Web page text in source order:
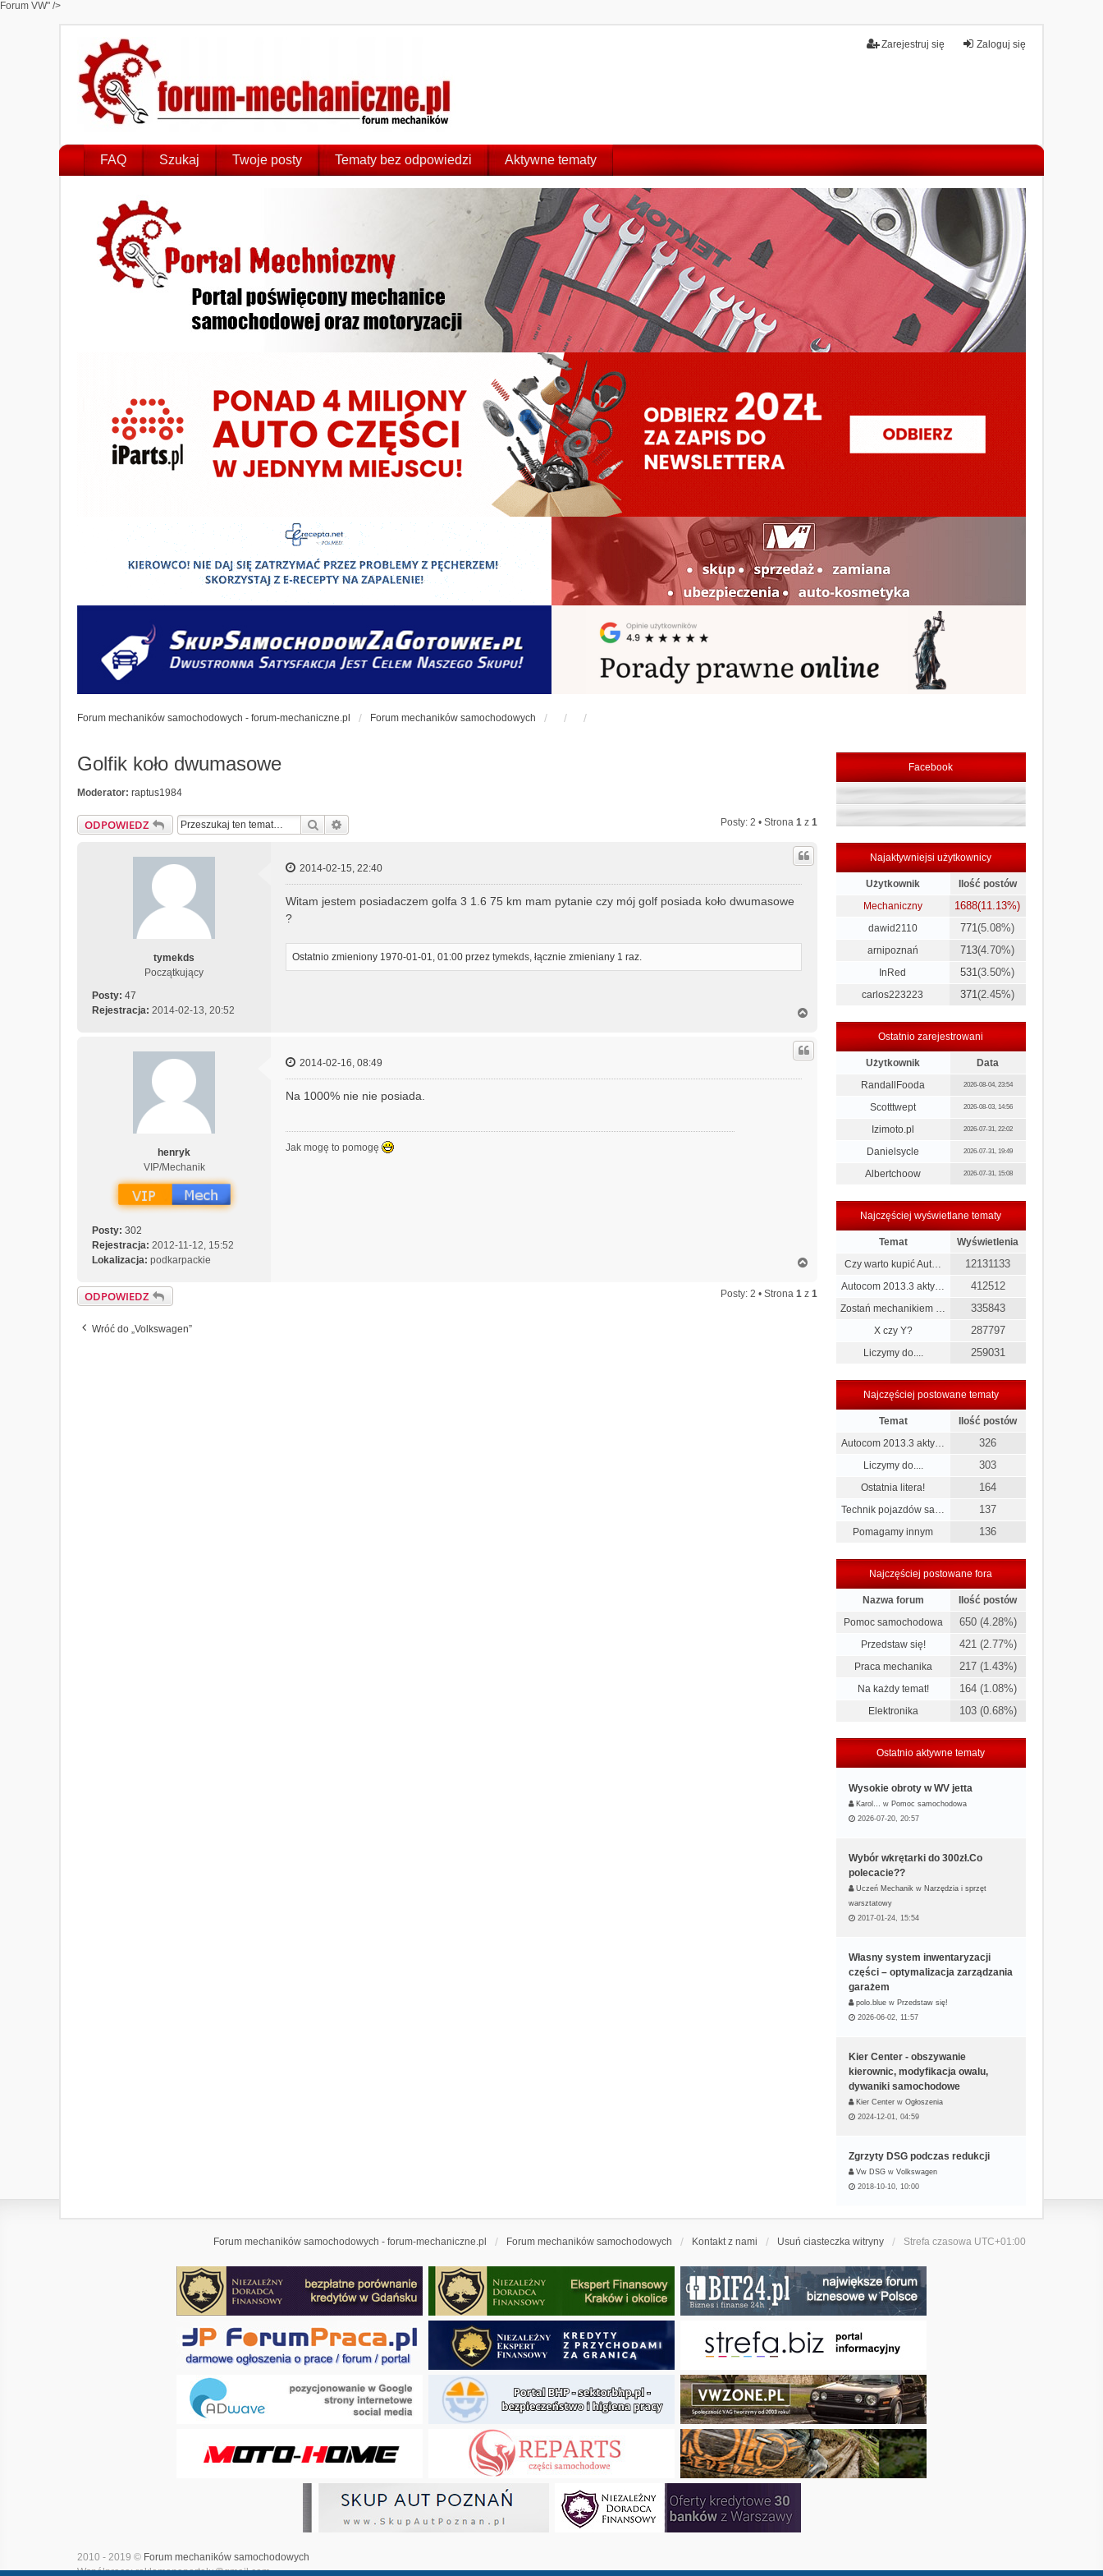
Forum VW" />
Zaloguj się
Zarejestruj się
FAQ Szukaj Twoje posty Tematy bez odpowiedzi Aktywne tematy
Forum mechaników samochodowych - forum-mechaniczne.pl Forum mechaników samochodowych
Golfik koło dwumasowe
Moderator: raptus1984
ODPOWIEDZ Szukaj Posty: 2 • Strona 1z 1
tymekds
Początkujący
Posty: 47
Rejestracja: 2014-02-13, 20:52
2014-02-15, 22:40
Witam jestem posiadaczem golfa 3 1.6 75 km mam pytanie czy mój golf posiada koło dwumasowe
?
Ostatnio zmieniony 1970-01-01, 01:00 przez tymekds , łącznie zmieniany 1 raz.
g
r
henryk
VIP/Mechanik
Posty: 302
Rejestracja: 2012-11-12, 15:52
Lokalizacja: podkarpackie
2014-02-16, 08:49
Na 1000% nie nie posiada.
Jak mogę to pomogę
g
ó
ODPOWIEDZ Posty: 2 • Strona 1z 1
Wróć do „Volkswagen”
Facebook
Najaktywniejsi użytkownicy
Użytkownik
Ilość postów
Mechaniczny
1688(11.13%)
dawid2110 771(5.08%)
arnipoznań 713(4.70%)
InRed 531(3.50%)
carlos223223 371(2.45%)
Ostatnio zarejestrowani
Użytkownik
Data
RandallFooda
2026-08-04, 23:54
Scotttwept 2026-08-03, 14:56
Izimoto.pl 2026-07-31, 22:02
Danielsycle 2026-07-31, 19:49
Albertchoow 2026-07-31, 15:08
Najczęściej wyświetlane tematy
Temat
Wyświetlenia
Czy warto kupić Aut…
12131133
Autocom 2013.3 akty… 412512
Zostań mechanikiem … 335843
X czy Y? 287797
Liczymy do.... 259031
Najczęściej postowane tematy
Temat
Ilość postów
Autocom 2013.3 akty…
326
Liczymy do.... 303
Ostatnia litera! 164
Technik pojazdów sa… 137
Pomagamy innym 136
Najczęściej postowane fora
Nazwa forum
Ilość postów
Pomoc samochodowa
650 (4.28%)
Przedstaw się! 421 (2.77%)
Praca mechanika 217 (1.43%)
Na każdy temat! 164 (1.08%)
Elektronika 103 (0.68%)
Ostatnio aktywne tematy
Wysokie obroty w WV jetta
Karol… w Pomoc samochodowa
2026-07-20, 20:57
Wybór wkrętarki do 300zł.Co
polecacie??
Uczeń Mechanik w Narzędzia i sprzęt
warsztatowy
2017-01-24, 15:54
Własny system inwentaryzacji
części – optymalizacja zarządzania
garażem
polo.blue w Przedstaw się!
2026-06-02, 11:57
Kier Center - obszywanie
kierownic, modyfikacja owalu,
dywaniki samochodowe
Kier Center w Ogłoszenia
2024-12-01, 04:59
Zgrzyty DSG podczas redukcji
Vw DSG w Volkswagen
2018-10-10, 10:00
Forum mechaników samochodowych - forum-mechaniczne.pl Forum mechaników samochodowych Kontakt z nami Usuń ciasteczka witryny Strefa czasowa UTC+01:00
2010 - 2019 © Forum mechaników samochodowych
Współpraca: reklamanaportalu@gmail.com